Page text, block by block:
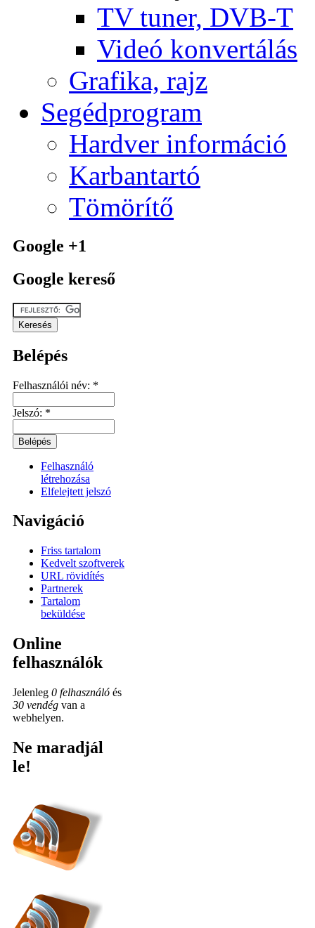
TV tuner, DVB-T
Videó konvertálás
Grafika, rajz
Segédprogram
Hardver információ
Karbantartó
Tömörítő
Google +1
Google kereső
Belépés
Felhasználói név: *
Jelszó: *
Felhasználó
létrehozása
Elfelejtett jelszó
Navigáció
Friss tartalom
Kedvelt szoftverek
URL rövidítés
Partnerek
Tartalom
beküldése
Online
felhasználók
Jelenleg 0 felhasználó és
30 vendég van a
webhelyen.
Ne maradjál
le!